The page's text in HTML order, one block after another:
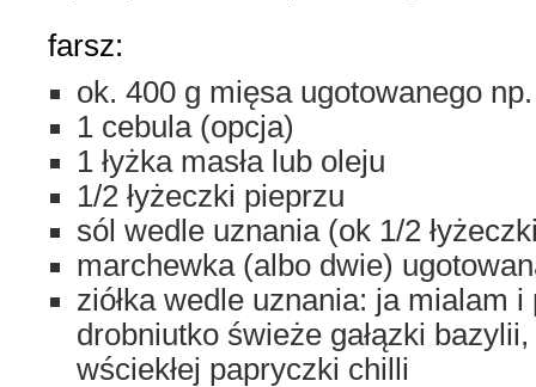
farsz:
ok. 400 g mięsa ugotowanego np.
1 cebula (opcja)
1 łyżka masła lub oleju
1/2 łyżeczki pieprzu
sól wedle uznania (ok 1/2
marchewka (albo dwie)
ziółka wedle uznania: ja mialam i
drobniutko świeże gałązki
wściekłej papryczki chilli